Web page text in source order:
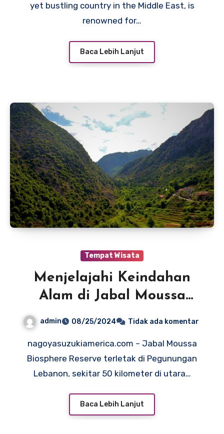
yet bustling country in the Middle East, is
renowned for…
Baca Lebih Lanjut
Tempat Wisata
Menjelajahi Keindahan
Alam di Jabal Moussa
admin 08/25/2024 Tidak ada komentar
nagoyasuzukiamerica.com – Jabal Moussa
Biosphere Reserve terletak di Pegunungan
Lebanon, sekitar 50 kilometer di utara…
Baca Lebih Lanjut